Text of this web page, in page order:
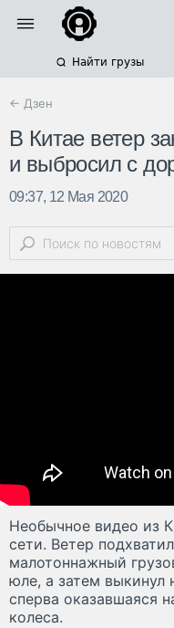
Найти грузы
← Дзен
В Китае ветер
и выбросил с
09:37, 12 Мая 2020
Необычное видео из
сети. Ветер
малотоннажный
юле, а затем выкинул
сперва оказавшаяся
колеса.